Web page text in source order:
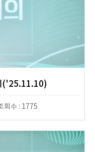
('25.11.10)
회수 : 1775